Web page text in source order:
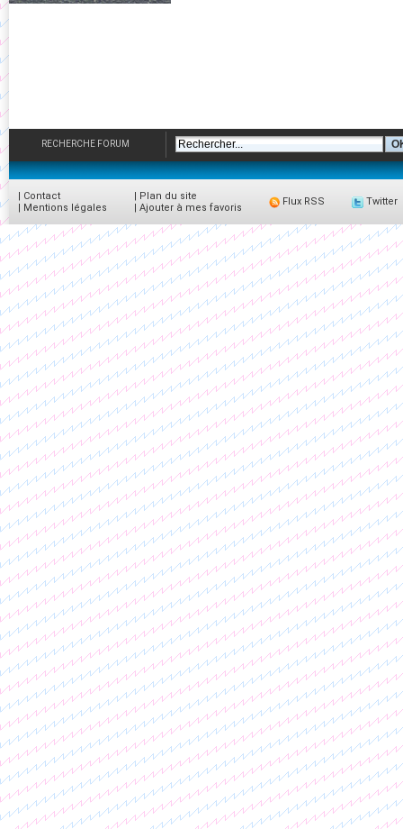
RECHERCHE FORUM
| Contact
| Mentions légales
| Plan du site
| Ajouter à mes favoris
Flux RSS Twitter